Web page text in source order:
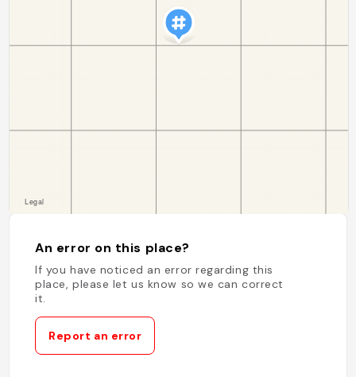
An error on this place?
If you have noticed an error regarding this
place, please let us know so we can correct
it.
Report an error